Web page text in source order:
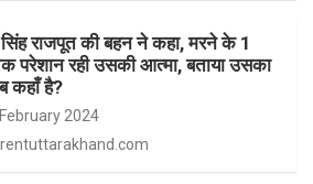
राजपूत की बहन ने कहा, मरने के 1
परेशान रही उसकी आत्मा, बताया उसका
कहाँ है?
2024